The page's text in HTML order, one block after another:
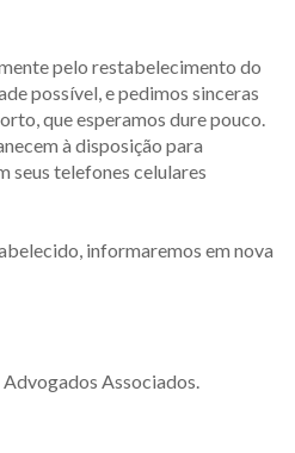
pelo restabelecimento do
possível, e pedimos sinceras
que esperamos dure pouco.
à disposição para
seus telefones celulares
informaremos em nova
Associados.